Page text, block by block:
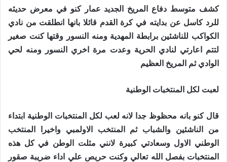
كشف متوسط دفاع المريخ الجديد عمار كنو في معرض حديثه
للرد كاسل عن بدايته في كرة القدم قائلا بانها انطلقت من نادي
الكواكب للناشئين برابطة المهدية ومنه النسور وقتها كنت صغير
لتتم اعارتي لنادي الحرية وعدت مرة اخري النسور ومنه لحي
الوادي ثم المريخ العظيم
لعبت لكل المنتخبات الوطنية
قال كنو بانه محظوظ جدا لانه لعب لكل المنتخبات الوطنية ابتداء
من الناشئين والشباب ثم المنتخب الاولمبي واخيرا المنتخب
الوطني الاول وسعادتي كبيرة لانني مثلت الوطن في كل هذه
المنتخبات بفصل الله تعالي وكنت حريص علي اداء ضريبة صقور